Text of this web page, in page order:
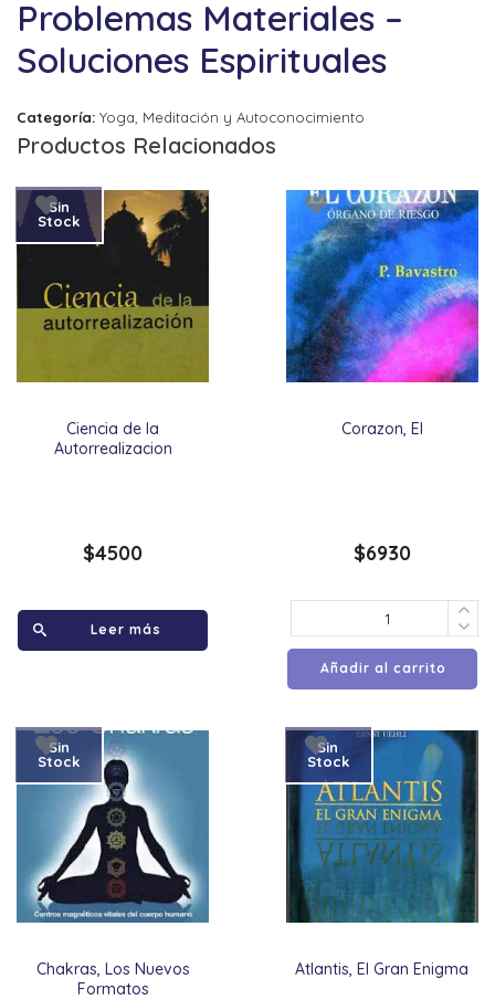
Problemas Materiales –
Soluciones Espirituales
Categoría: Yoga, Meditación y Autoconocimiento
Productos Relacionados
Ciencia de la
Autorrealizacion
Sin
Stock
$4500
Leer más
Corazon, El
$6930
Añadir al carrito
Chakras, Los Nuevos
Formatos
Sin
Stock
Atlantis, El Gran Enigma
Sin
Stock